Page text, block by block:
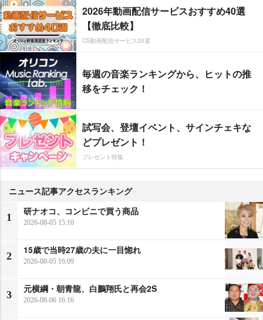
2026年動画配信サービスおすすめ40選
【徹底比較】
CS動画配信サービス20選
毎週の音楽ランキングから、ヒットの推
移をチェック！
試写会、登壇イベント、サインチェキな
どプレゼント！
プレゼント特集
ニュース記事アクセスランキング
1
研ナオコ、コンビニで買う商品
2026-08-05 15:10
2
15歳で当時27歳の夫に一目惚れ
2026-08-05 16:09
3
元横綱・朝青龍、白鵬翔氏と再会2S
2026-08-06 16:16